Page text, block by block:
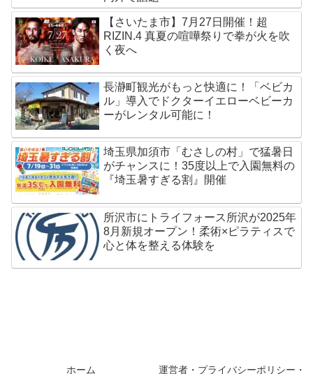
【さいたま市】7月27日開催！超
RIZIN.4 真夏の喧嘩祭りで拳が火を吹
く夜へ
長瀞町観光がもっと快適に！「ベビカ
ル」導入でドクターイエローベビーカ
ーがレンタル可能に！
埼玉県加須市「むさしの村」で猛暑日
がチャンスに！35度以上で入園無料の
『埼玉暑すぎる割』開催
所沢市にトライフォース所沢が2025年
8月新規オープン！柔術×ピラティスで
心と体を整える体験を
ホーム 運営者・プライバシーポリシー・